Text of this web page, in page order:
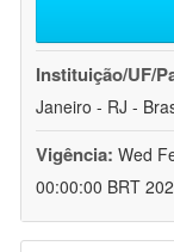
Instituição/UF/
Janeiro - RJ -
Vigência: Wed
00:00:00 BRT